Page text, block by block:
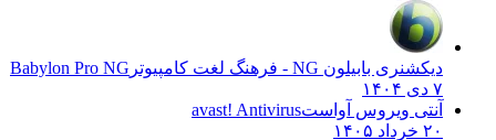
دیکشنری بابیلون NG - فرهنگ لغت کامپیوتر
Babylon Pro NG
۷ دی ۱۴۰۴
آنتی ویروس آواستavast! Antivirus
۲۰ خرداد ۱۴۰۵